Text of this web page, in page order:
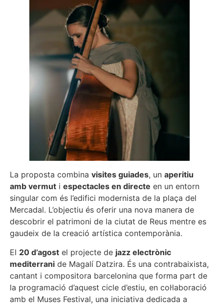
La proposta combina visites guiades, un aperitiu
amb vermut i espectacles en directe en un entorn
singular com és l’edifici modernista de la plaça del
Mercadal. L’objectiu és oferir una nova manera de
descobrir el patrimoni de la ciutat de Reus mentre es
gaudeix de la creació artística contemporània.
El 20 d’agost el projecte de jazz electrònic
mediterrani de Magalí Datzira. És una contrabaixista,
cantant i compositora barcelonina que forma part de
la programació d’aquest cicle d’estiu, en col·laboració
amb el Muses Festival, una iniciativa dedicada a